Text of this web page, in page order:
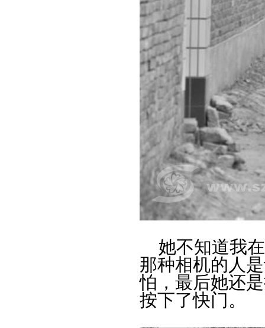
她不知道我在
那种相机的人
怕，最后她还
按下了快门。